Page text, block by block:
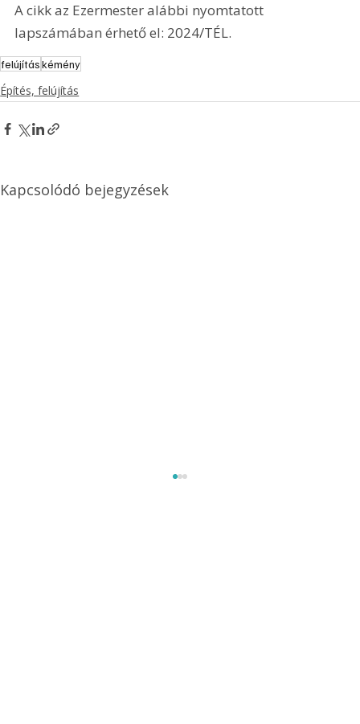
A cikk az Ezermester alábbi nyomtatott
lapszámában érhető el: 2024/TÉL.
felújításkémény
Építés, felújítás
Kapcsolódó bejegyzések